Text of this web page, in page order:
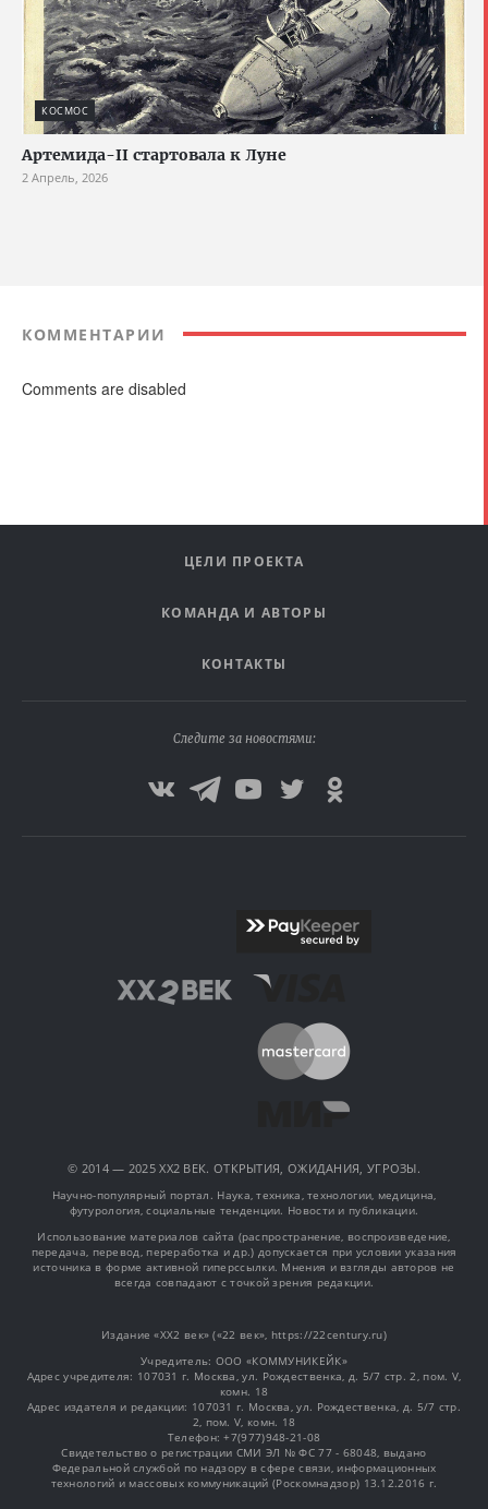
КОСМОС
Артемида-II стартовала к Луне
2 Апрель, 2026
КОММЕНТАРИИ
Comments are disabled
ЦЕЛИ ПРОЕКТА
КОМАНДА И АВТОРЫ
КОНТАКТЫ
Следите за новостями:
© 2014 — 2025 XX2 ВЕК. ОТКРЫТИЯ, ОЖИДАНИЯ, УГРОЗЫ.
Научно-популярный портал. Наука, техника, технологии, медицина,
футурология, социальные тенденции. Новости и публикации.
Использование материалов сайта (распространение, воспроизведение,
передача, перевод, переработка и др.) допускается при условии указания
источника в форме активной гиперссылки. Мнения и взгляды авторов не
всегда совпадают с точкой зрения редакции.
Издание «XX2 век» («22 век», https://22century.ru)
Учредитель: OOO «КОММУНИКЕЙК»
Адрес учредителя: 107031 г. Москва, ул. Рождественка, д. 5/7 стр. 2, пом. V,
комн. 18
Адрес издателя и редакции: 107031 г. Москва, ул. Рождественка, д. 5/7 стр.
2, пом. V, комн. 18
Телефон: +7(977)948-21-08
Свидетельство о регистрации СМИ ЭЛ № ФС 77 - 68048, выдано
Федеральной службой по надзору в сфере связи, информационных
технологий и массовых коммуникаций (Роскомнадзор) 13.12.2016 г.